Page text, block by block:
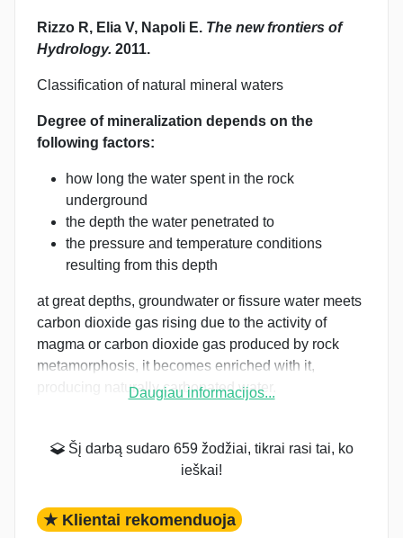
Rizzo R, Elia V, Napoli E. The new frontiers of
Hydrology. 2011.
Classification of natural mineral waters
Degree of mineralization depends on the
following factors:
how long the water spent in the rock
underground
the depth the water penetrated to
the pressure and temperature conditions
resulting from this depth
at great depths, groundwater or fissure water meets
carbon dioxide gas rising due to the activity of
magma or carbon dioxide gas produced by rock
metamorphosis, it becomes enriched with it,
producing naturally carbonated water.
Daugiau informacijos...
Šį darbą sudaro 659 žodžiai, tikrai rasi tai, ko
ieškai!
★ Klientai rekomenduoja